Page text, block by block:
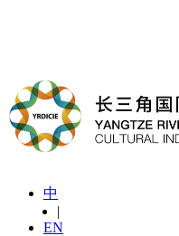
中
|
EN